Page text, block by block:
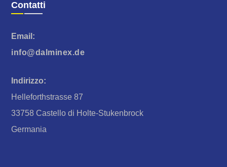
Contatti
Email:
info@dalminex.de
Indirizzo:
Helleforthstrasse 87
33758 Castello di Holte-Stukenbrock
Germania